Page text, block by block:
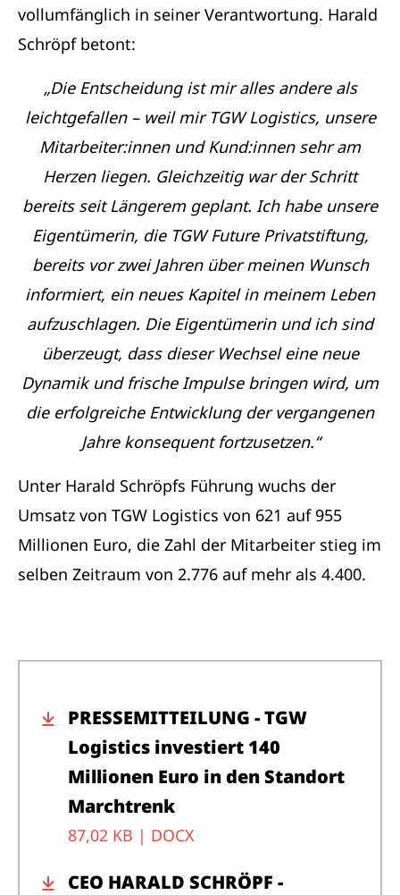
vollumfänglich in seiner Verantwortung. Harald
Schröpf betont:
„Die Entscheidung ist mir alles andere als
leichtgefallen – weil mir TGW Logistics, unsere
Mitarbeiter:innen und Kund:innen sehr am
Herzen liegen. Gleichzeitig war der Schritt
bereits seit Längerem geplant. Ich habe unsere
Eigentümerin, die TGW Future Privatstiftung,
bereits vor zwei Jahren über meinen Wunsch
informiert, ein neues Kapitel in meinem Leben
aufzuschlagen. Die Eigentümerin und ich sind
überzeugt, dass dieser Wechsel eine neue
Dynamik und frische Impulse bringen wird, um
die erfolgreiche Entwicklung der vergangenen
Jahre konsequent fortzusetzen.“
Unter Harald Schröpfs Führung wuchs der
Umsatz von TGW Logistics von 621 auf 955
Millionen Euro, die Zahl der Mitarbeiter stieg im
selben Zeitraum von 2.776 auf mehr als 4.400.
PRESSEMITTEILUNG - TGW
Logistics investiert 140
Millionen Euro in den Standort
Marchtrenk
87,02 KB | DOCX
CEO HARALD SCHRÖPF -